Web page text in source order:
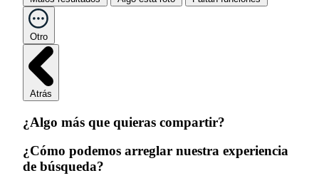
Otro
Atrás
¿Algo más que quieras compartir?
¿Cómo podemos arreglar nuestra experiencia
de búsqueda?